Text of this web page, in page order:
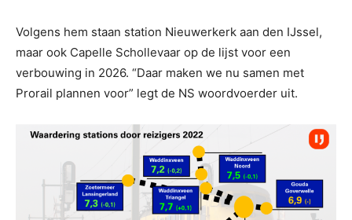
Volgens hem staan station Nieuwerkerk aan den IJssel,
maar ook Capelle Schollevaar op de lijst voor een
verbouwing in 2026. “Daar maken we nu samen met
Prorail plannen voor” legt de NS woordvoerder uit.